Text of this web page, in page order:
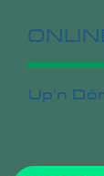
Up'n